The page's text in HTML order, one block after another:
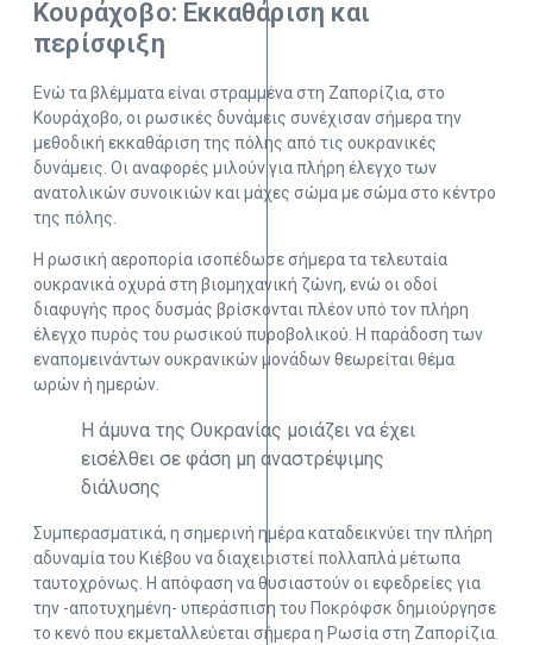
Κουράχοβο: Εκκαθάριση και
περίσφιξη
Ενώ τα βλέμματα είναι στραμμένα στη Ζαπορίζια, στο
Κουράχοβο, οι ρωσικές δυνάμεις συνέχισαν σήμερα την
μεθοδική εκκαθάριση της πόλης από τις ουκρανικές
δυνάμεις. Οι αναφορές μιλούν για πλήρη έλεγχο των
ανατολικών συνοικιών και μάχες σώμα με σώμα στο κέντρο
της πόλης.
Η ρωσική αεροπορία ισοπέδωσε σήμερα τα τελευταία
ουκρανικά οχυρά στη βιομηχανική ζώνη, ενώ οι οδοί
διαφυγής προς δυσμάς βρίσκονται πλέον υπό τον πλήρη
έλεγχο πυρός του ρωσικού πυροβολικού. Η παράδοση των
εναπομεινάντων ουκρανικών μονάδων θεωρείται θέμα
ωρών ή ημερών.
Η άμυνα της Ουκρανίας μοιάζει να έχει
εισέλθει σε φάση μη αναστρέψιμης
διάλυσης
Συμπερασματικά, η σημερινή ημέρα καταδεικνύει την πλήρη
αδυναμία του Κιέβου να διαχειριστεί πολλαπλά μέτωπα
ταυτοχρόνως. Η απόφαση να θυσιαστούν οι εφεδρείες για
την -αποτυχημένη- υπεράσπιση του Ποκρόφσκ δημιούργησε
το κενό που εκμεταλλεύεται σήμερα η Ρωσία στη Ζαπορίζια.